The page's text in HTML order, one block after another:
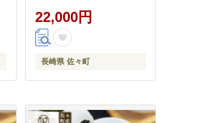
22,000円
長崎県 佐々町